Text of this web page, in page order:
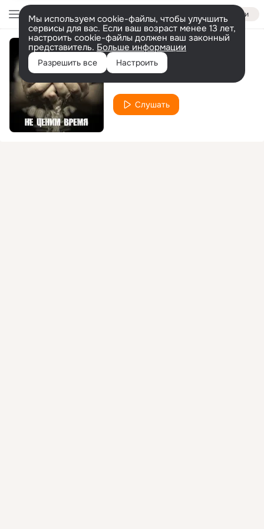
Войти
Мы используем cookie-файлы, чтобы улучшить
сервисы для вас. Если ваш возраст менее 13 лет,
настроить cookie-файлы должен ваш законный
представитель. Больше информации
Разрешить все Настроить
Скучаю
Слушать